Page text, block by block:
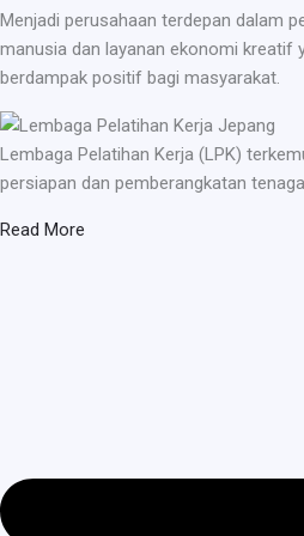
Menjadi perusahaan terdepan dalam
manusia dan layanan ekonomi kreatif
berdampak positif bagi masyarakat.
Lembaga Pelatihan Kerja (LPK)
persiapan dan pemberangkatan
Read More